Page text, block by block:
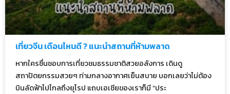
เที่ยวจีน เดือนไหนดี ? แนะนำสถานที่ห้ามพลาด
หากใครชื่นชอบการเที่ยวชมธรรมชาติสวยอลังการ เดินดู
สถาปัตยกรรมสวยๆ ท่ามกลางอากาศเย็นสบาย บอกเลยว่าไม่ต้อง
บินลัดฟ้าไปไกลถึงยุโรป แถบเอเชียของเราก็มี “ประ